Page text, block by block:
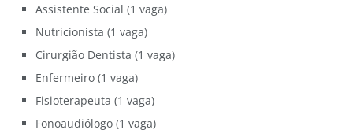
Assistente Social (1 vaga)
Nutricionista (1 vaga)
Cirurgião Dentista (1 vaga)
Enfermeiro (1 vaga)
Fisioterapeuta (1 vaga)
Fonoaudiólogo (1 vaga)